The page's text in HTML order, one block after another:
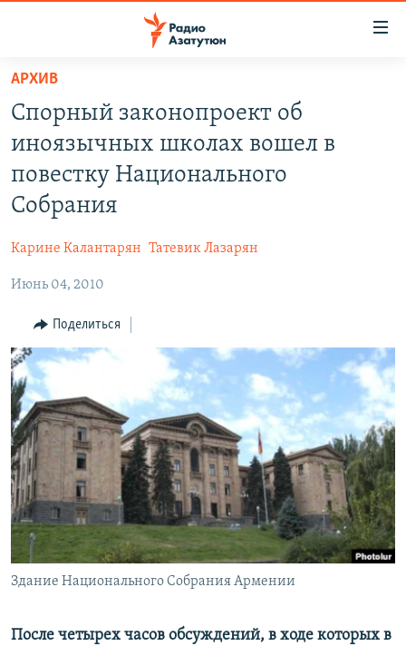
Перейти
основному
содержанию
основной
Перейти
НОВОСТИ
ОБЩЕСТВО
РЕГИОН
НАГОРНЫЙ КАРАБАХ
КУЛЬТУРА
СПОРТ
АРХИВ
Հայերեն
English
Русский
Все сайты Радио Азатутюн
АРХИВ
Спорный законопроект об
иноязычных школах вошел в
повестку Национального
Собрания
Карине Калантарян Татевик Лазарян
Июнь 04, 2010
Поделиться
Здание Национального Собрания Армении
После четырех часов обсуждений, в ходе которых в